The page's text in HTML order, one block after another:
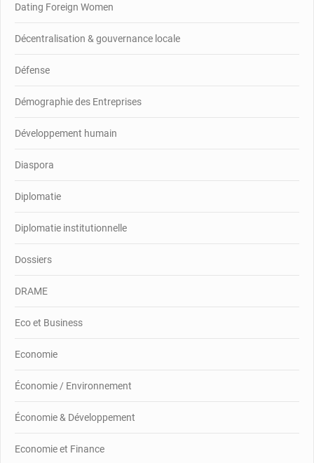
Dating Foreign Women
Décentralisation & gouvernance locale
Défense
Démographie des Entreprises
Développement humain
Diaspora
Diplomatie
Diplomatie institutionnelle
Dossiers
DRAME
Eco et Business
Economie
Économie / Environnement
Économie & Développement
Economie et Finance